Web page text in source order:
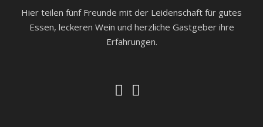
Hier teilen fünf Freunde mit der Leidenschaft für gutes
Essen, leckeren Wein und herzliche Gastgeber ihre
Erfahrungen.